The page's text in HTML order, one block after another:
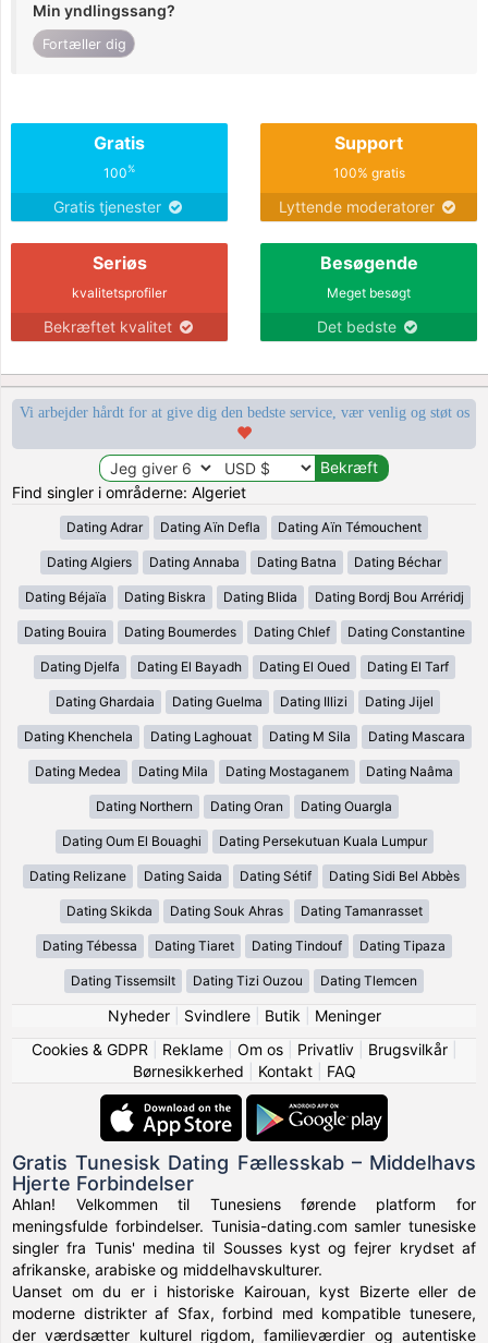
Min yndlingssang?
Fortæller dig
Gratis
100%
Gratis tjenester
Support
100% gratis
Lyttende moderatorer
Seriøs
kvalitetsprofiler
Bekræftet kvalitet
Besøgende
Meget besøgt
Det bedste
Vi arbejder hårdt for at give dig den bedste service, vær venlig og støt os
Find singler i områderne: Algeriet
Dating Adrar Dating Aïn Defla Dating Aïn Témouchent
Dating Algiers Dating Annaba Dating Batna Dating Béchar
Dating Béjaïa Dating Biskra Dating Blida Dating Bordj Bou Arréridj
Dating Bouira Dating Boumerdes Dating Chlef Dating Constantine
Dating Djelfa Dating El Bayadh Dating El Oued Dating El Tarf
Dating Ghardaia Dating Guelma Dating Illizi Dating Jijel
Dating Khenchela Dating Laghouat Dating M Sila Dating Mascara
Dating Medea Dating Mila Dating Mostaganem Dating Naâma
Dating Northern Dating Oran Dating Ouargla
Dating Oum El Bouaghi Dating Persekutuan Kuala Lumpur
Dating Relizane Dating Saida Dating Sétif Dating Sidi Bel Abbès
Dating Skikda Dating Souk Ahras Dating Tamanrasset
Dating Tébessa Dating Tiaret Dating Tindouf Dating Tipaza
Dating Tissemsilt Dating Tizi Ouzou Dating Tlemcen
Nyheder| Svindlere| Butik
Meninger
Cookies & GDPR
Reklame| Om os| Privatliv| Brugsvilkår|
Børnesikkerhed
Kontakt| FAQ
Gratis Tunesisk Dating Fællesskab – Middelhavs
Hjerte Forbindelser
Ahlan! Velkommen til Tunesiens førende platform for
meningsfulde forbindelser. Tunisia-dating.com samler tunesiske
singler fra Tunis' medina til Sousses kyst og fejrer krydset af
afrikanske, arabiske og middelhavskulturer.
Uanset om du er i historiske Kairouan, kyst Bizerte eller de
moderne distrikter af Sfax, forbind med kompatible tunesere,
der værdsætter kulturel rigdom, familieværdier og autentiske